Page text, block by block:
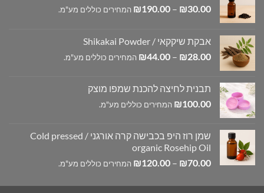
₪30.00
–
₪190.00
טווח
עד
המחירים כוללים מע"מ.
אבקת שיקקאי / Shikakai Powder
₪28.00
–
₪44.00
טווח
עד
המחירים כוללים מע"מ.
תבנית לחיצה להכנת שמפו מוצק
₪100.00 המחירים כוללים מע"מ.
שמן רוז היפ בכבישה קרה אורגני / Cold pressed
organic Rosehip Oil
₪70.00
–
₪120.00
טווח
המחירים כוללים מע"מ.